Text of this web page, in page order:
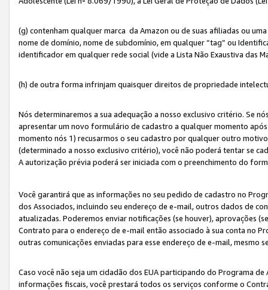
(g) contenham qualquer marca da Amazon ou de suas afiliadas ou
nome de domínio, nome de subdomínio, em qualquer “tag” ou
identificador em qualquer rede social (vide a Lista Não Exaustiva das
(h) de outra forma infrinjam quaisquer direitos de propriedade
Nós determinaremos a sua adequação a nosso exclusivo critério. Se
apresentar um novo formulário de cadastro a qualquer momento
momento nós 1) recusarmos o seu cadastro por qualquer outro
(determinado a nosso exclusivo critério), você não poderá tentar se
A autorização prévia poderá ser iniciada com o preenchimento do
Você garantirá que as informações no seu pedido de cadastro no
dos Associados, incluindo seu endereço de e-mail, outros dados de
atualizadas. Poderemos enviar notificações (se houver), aprovações
Contrato para o endereço de e-mail então associado à sua conta no
outras comunicações enviadas para esse endereço de e-mail,
Caso você não seja um cidadão dos EUA participando do Programa
informações fiscais, você prestará todos os serviços conforme o